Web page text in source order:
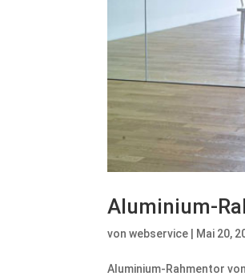
Aluminium-
vonwebservice Mai 20,
Aluminium-Rahmentor